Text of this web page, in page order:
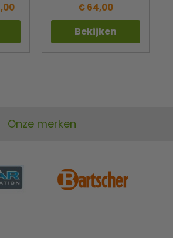
€ 64,00
Bekijken
Onze merken